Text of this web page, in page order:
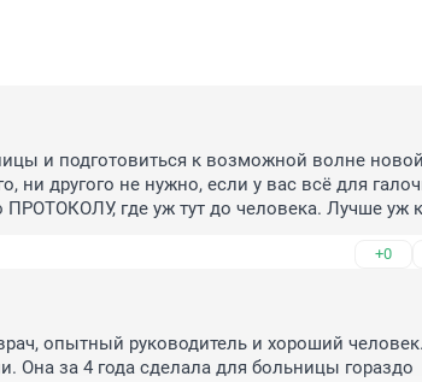
и подготовиться к возможной волне новой
ни другого не нужно, если у вас всё для
ПРОТОКОЛУ, где уж тут до человека. Лучше уж к
+0
опытный руководитель и хороший человек.
Она за 4 года сделала для больницы гораздо